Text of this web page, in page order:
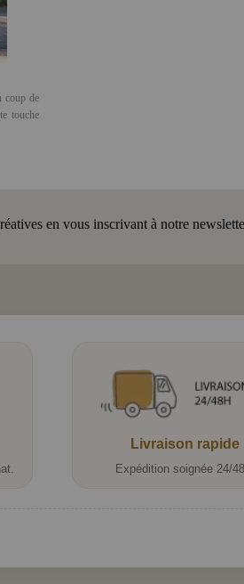
coup de
touche
en vous inscrivant à notre
Livraison rapide
Expédition soignée 24/